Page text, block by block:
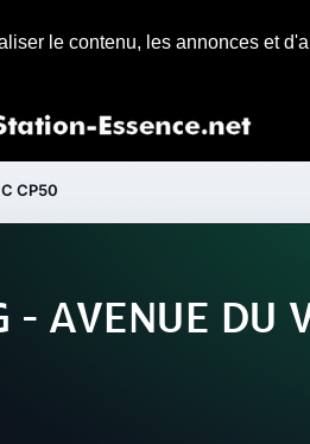
le contenu, les annonces et
CP50
AVENUE DU